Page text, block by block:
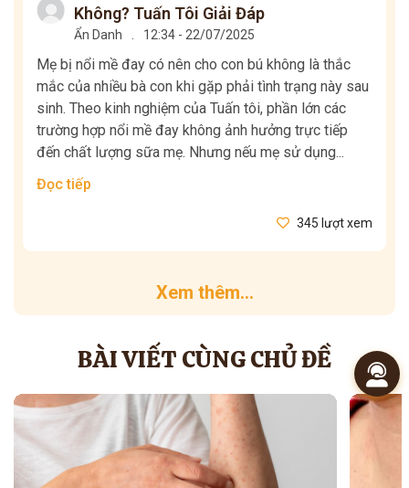
Không? Tuấn Tôi Giải Đáp
Ẩn Danh 12:34 - 22/07/2025
Mẹ bị nổi mề đay có nên cho con bú không là thắc
mắc của nhiều bà con khi gặp phải tình trạng này sau
sinh. Theo kinh nghiệm của Tuấn tôi, phần lớn các
trường hợp nổi mề đay không ảnh hưởng trực tiếp
đến chất lượng sữa mẹ. Nhưng nếu mẹ sử dụng...
Đọc tiếp
345 lượt xem
Xem thêm...
BÀI VIẾT CÙNG CHỦ ĐỀ